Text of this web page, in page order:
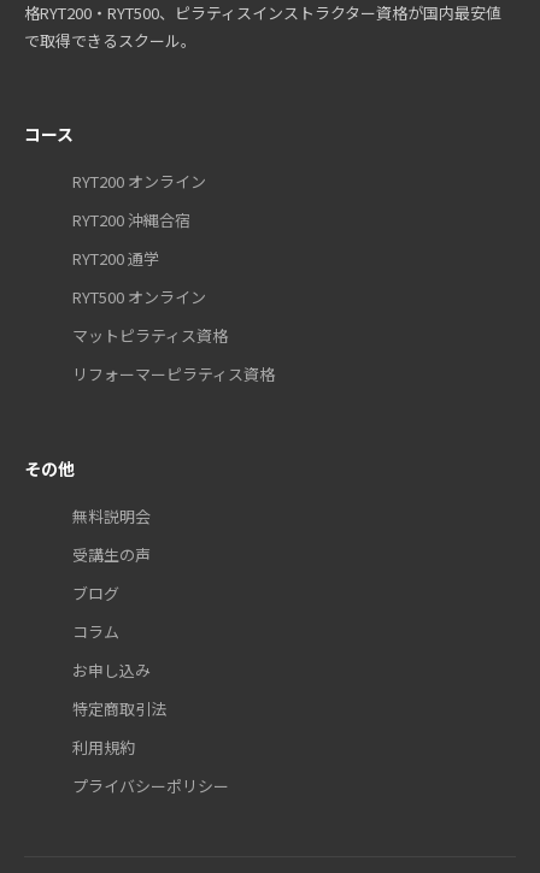
格RYT200・RYT500、ピラティスインストラクター資格が国内最安値
で取得できるスクール。
コース
RYT200 オンライン
RYT200 沖縄合宿
RYT200 通学
RYT500 オンライン
マットピラティス資格
リフォーマーピラティス資格
その他
無料説明会
受講生の声
ブログ
コラム
お申し込み
特定商取引法
利用規約
プライバシーポリシー